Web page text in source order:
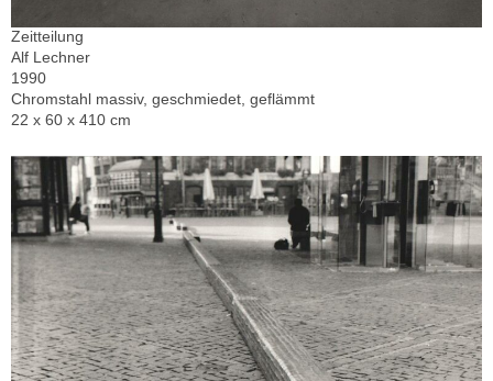
Zeitteilung
Alf Lechner
1990
Chromstahl massiv, geschmiedet, geflämmt
22 x 60 x 410 cm